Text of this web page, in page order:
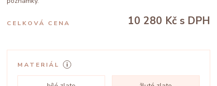
CELKOVÁ CENA 10 280 Kč s DPH
MATERIÁL